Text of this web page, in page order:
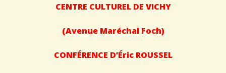
CENTRE CULTUREL DE VICHY
(Avenue Maréchal Foch)
CONFÉRENCE D’Éric ROUSSEL